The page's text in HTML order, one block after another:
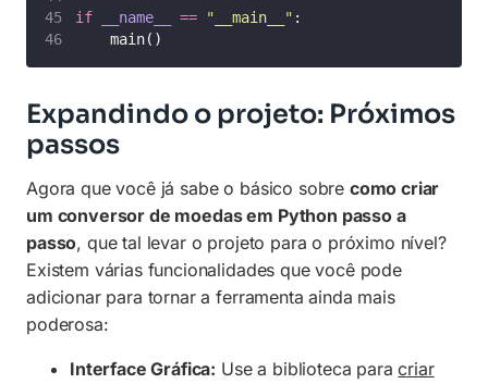
if __name__ == " __main__ " :
    main()
Expandindo o projeto: Próximos
passos
Agora que você já sabe o básico sobre como criar
um conversor de moedas em Python passo a
passo, que tal levar o projeto para o próximo nível?
Existem várias funcionalidades que você pode
adicionar para tornar a ferramenta ainda mais
poderosa:
Interface Gráfica: Use a biblioteca paracriar